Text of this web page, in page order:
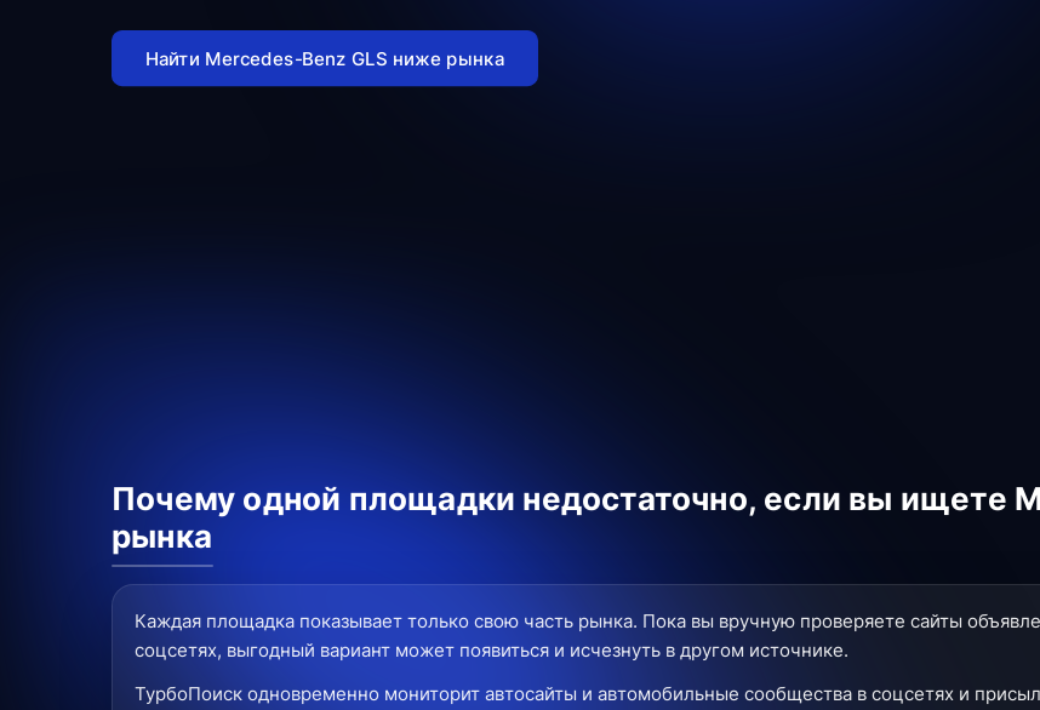
Найти Mercedes-Benz GLS ниже рынка
Почему одной площадки недостаточно, если вы ищете
рынка
Каждая площадка показывает только свою часть рынка. Пока вы вручную проверяете сайты
соцсетях, выгодный вариант может появиться и исчезнуть в другом источнике.
ТурбоПоиск одновременно мониторит автосайты и автомобильные сообщества в соцсетях и